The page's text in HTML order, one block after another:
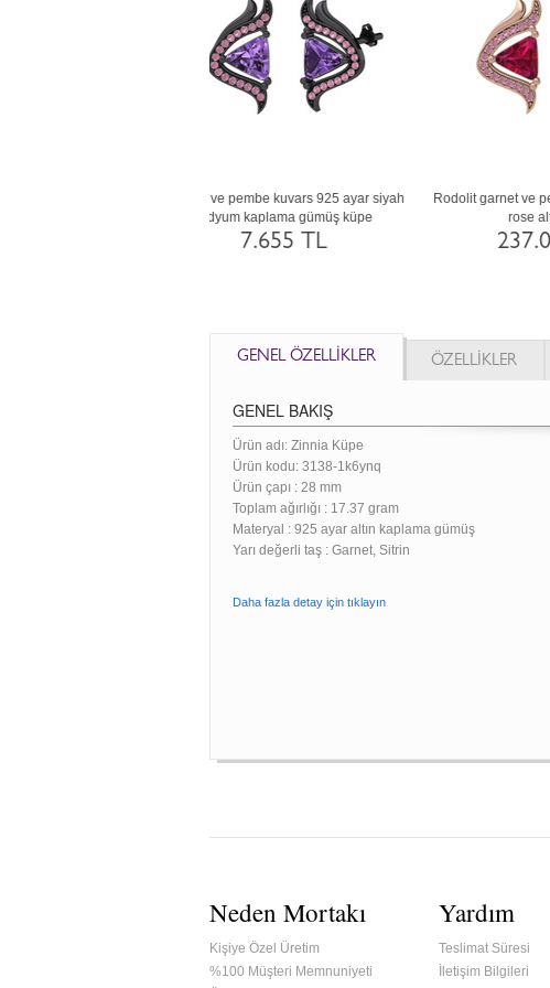
Pembe kuvars ve pırlanta 925 ayar siyah
rodyum kaplama gümüş küpe (0.306 karat)
29.780 TL
Yeşil
GENEL ÖZELLİKLER ÖZELLİKLER
GENEL BAKIŞ
Ürün adı: Zinnia Küpe
Ürün kodu: 3138-1k6ynq
Ürün çapı : 28 mm
Toplam ağırlığı : 17.37 gram
Materyal : 925 ayar altın kaplama gümüş
Yarı değerli taş : Garnet, Sitrin
Daha fazla detay için tıklayın
Neden Mortakı
Kişiye Özel Üretim
%100 Müşteri Memnuniyeti
Yardım
Teslimat Süresi
İletişim Bilgileri